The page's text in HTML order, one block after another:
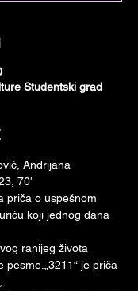
Studentski grad
Andrijana
70'
priča o uspešnom
koji jednog dana
ranijeg života
pesme.„3211“ je priča